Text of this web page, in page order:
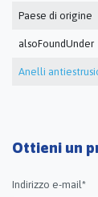
Paese di origine
alsoFoundUnder
Anelli
Ottieni un
Indirizzo e-mail*